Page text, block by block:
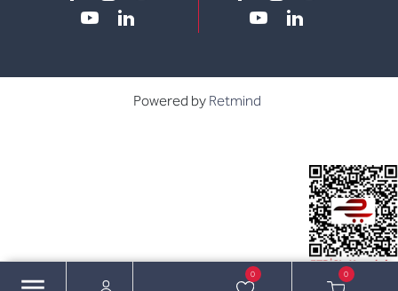
0 0
Facebook
instagram
twitter
Facebook
instagram
twitter
Powered by Retmind